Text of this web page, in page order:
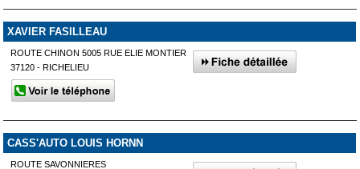
XAVIER FASILLEAU
ROUTE CHINON 5005 RUE ELIE MONTIER
37120 - RICHELIEU
CASS'AUTO LOUIS HORNN
ROUTE SAVONNIERES